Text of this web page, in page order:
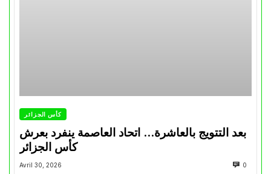
كأس الجزائر
بعد التتويج بالعاشرة… اتحاد العاصمة ينفرد بعرش
كأس الجزائر
Avril 30, 2026 0